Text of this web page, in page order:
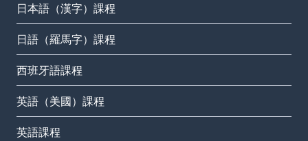
日本語（漢字）課程
日語（羅馬字）課程
西班牙語課程
英語（美國）課程
英語課程